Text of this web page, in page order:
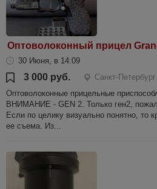
Оптоволоконный прицел
30 Июня, в 14:09
3 000 руб.
Санкт-Петербург
Оптоволоконные прицельные
ВНИМАНИЕ - GEN 2. Только ген2,
Если по целику визуально понятно, то
ее съема. Из...